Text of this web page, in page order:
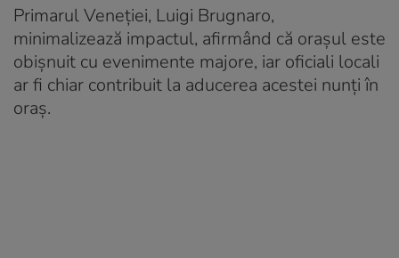
Primarul Veneției, Luigi Brugnaro,
minimalizează impactul, afirmând că orașul este
obișnuit cu evenimente majore, iar oficiali locali
ar fi chiar contribuit la aducerea acestei nunți în
oraș.